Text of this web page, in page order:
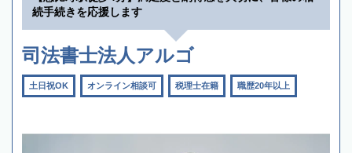
続手続きを応援します
司法書士法人アルゴ
土日祝OK オンライン相談可 税理士在籍 職歴20年以上